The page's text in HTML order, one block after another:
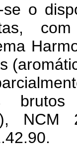
se o
NCM